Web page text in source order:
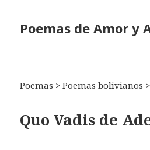
Poemas de Amor y
Poemas >Poemas bolivianos
Quo Vadis de